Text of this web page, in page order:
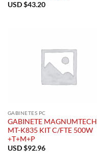
USD $43.20
GABINETES PC
GABINETE MAGNUMTECH
MT-K835 KIT C/FTE 500W
+T+M+P
USD $92.96